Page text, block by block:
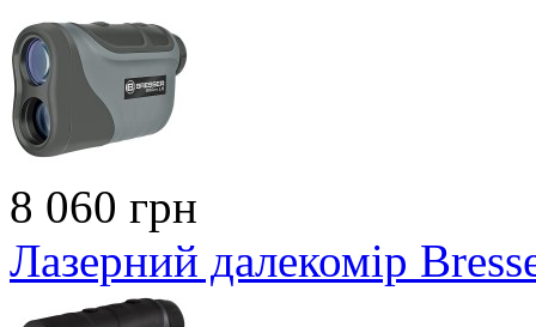
8 060 грн
Лазерний далекомір